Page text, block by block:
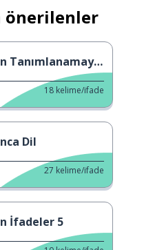
önerilenler
Türleri
18 kelime/ifade
Dil
27 kelime/ifade
İfadeler 5